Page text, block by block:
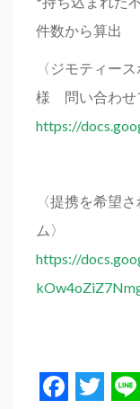
件数から算出
〈ジモティー
様 問い合わせ
https://
〈提携を希望
ム〉
https://